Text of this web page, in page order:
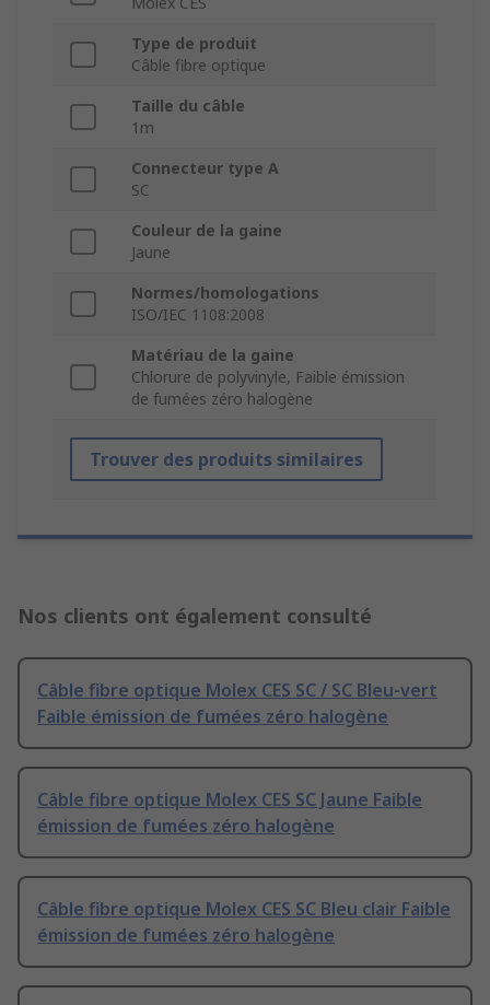
Type de produit
Câble fibre optique
Taille du câble
1m
Connecteur type A
SC
Couleur de la gaine
Jaune
Normes/homologations
ISO/IEC 1108:2008
Matériau de la gaine
Chlorure de polyvinyle, Faible émission
de fumées zéro halogène
Trouver des produits similaires
Nos clients ont également consulté
Câble fibre optique Molex CES SC / SC Bleu-vert
Faible émission de fumées zéro halogène
Câble fibre optique Molex CES SC Jaune Faible
émission de fumées zéro halogène
Câble fibre optique Molex CES SC Bleu clair Faible
émission de fumées zéro halogène